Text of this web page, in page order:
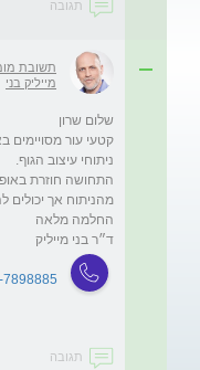
תגובה
תשובת
מייליק בני
קטעי עור מסויימים
התחושה חוזרת
ד״ר בני מייליק
7898885
תגובה